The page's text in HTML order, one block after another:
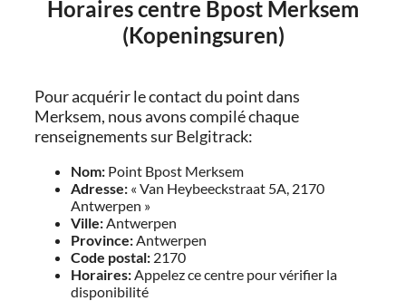
Horaires centre Bpost Merksem
(Kopeningsuren)
Pour acquérir le contact du point dans
Merksem, nous avons compilé chaque
renseignements sur Belgitrack:
Nom: Point Bpost Merksem
Adresse: « Van Heybeeckstraat 5A, 2170
Antwerpen »
Ville:Antwerpen
Province:Antwerpen
Code postal: 2170
Horaires:Appelez ce centre pour vérifier la
disponibilité